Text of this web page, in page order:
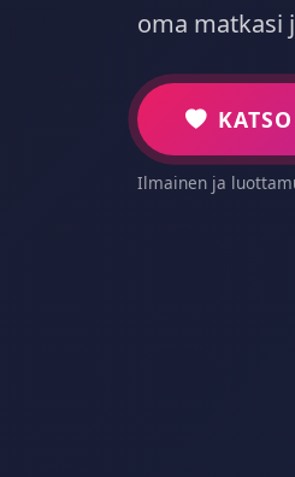
oma matkasi
Ilmainen ja